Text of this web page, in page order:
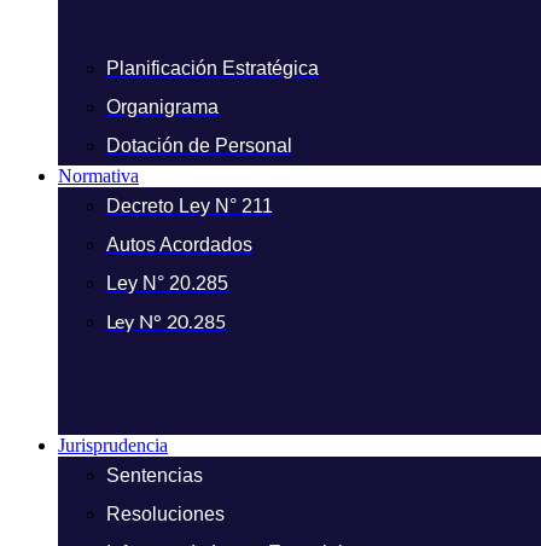
Planificación Estratégica
Organigrama
Dotación de Personal
Normativa
Decreto Ley N° 211
Autos Acordados
Ley N° 20.285
Ley N° 20.285
Jurisprudencia
Sentencias
Resoluciones